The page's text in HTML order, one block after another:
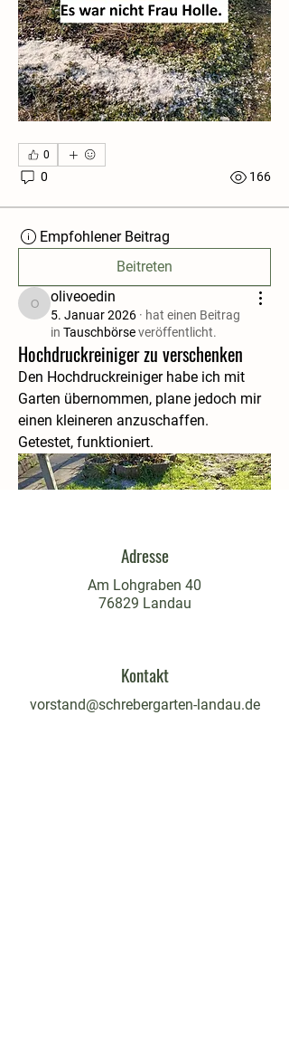
0
0 166
Empfohlener Beitrag
Beitreten
oliveoedin
oliveoedin
5. Januar 2026 · hat einen Beitrag
in Tauschbörseveröffentlicht.
Hochdruckreiniger zu verschenken
Den Hochdruckreiniger habe ich mit
Garten übernommen, plane jedoch mir
einen kleineren anzuschaffen.
Getestet, funktioniert.
Adresse
Am Lohgraben 40
76829 Landau
Kontakt
vorstand@schrebergarten-landau.de